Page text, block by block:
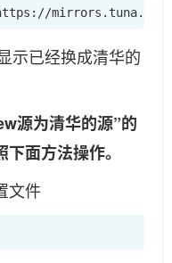
示已经换成清华的
源为清华的源”的
面方法操作。
文件